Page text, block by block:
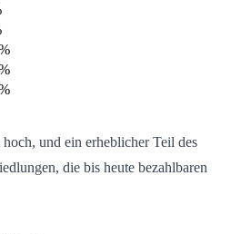
und ein erheblicher Teil des
die bis heute bezahlbaren